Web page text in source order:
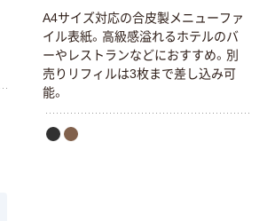
A4サイズ対応の合皮製メニューファ
イル表紙。高級感溢れるホテルのバ
ーやレストランなどにおすすめ。別
売りリフィルは3枚まで差し込み可
能。